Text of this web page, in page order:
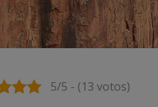
5/5 - (13 votos)